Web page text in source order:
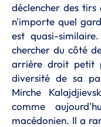
déclencher des
n'importe quel
est quasi-
chercher du côté
arrière droit petit
diversité de sa
Mirche
comme
macédonien. Il a